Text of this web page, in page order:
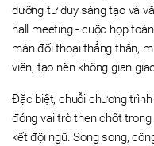
dưỡng tư duy sáng tạo và
hall meeting - cuộc họp
màn đối thoại thẳng thắn,
viên, tạo nên không gian
Đặc biệt, chuỗi chương
đóng vai trò then chốt
kết đội ngũ. Song song,